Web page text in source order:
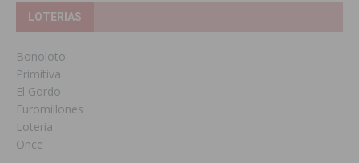
LOTERIAS
Bonoloto
Primitiva
El Gordo
Euromillones
Loteria
Once